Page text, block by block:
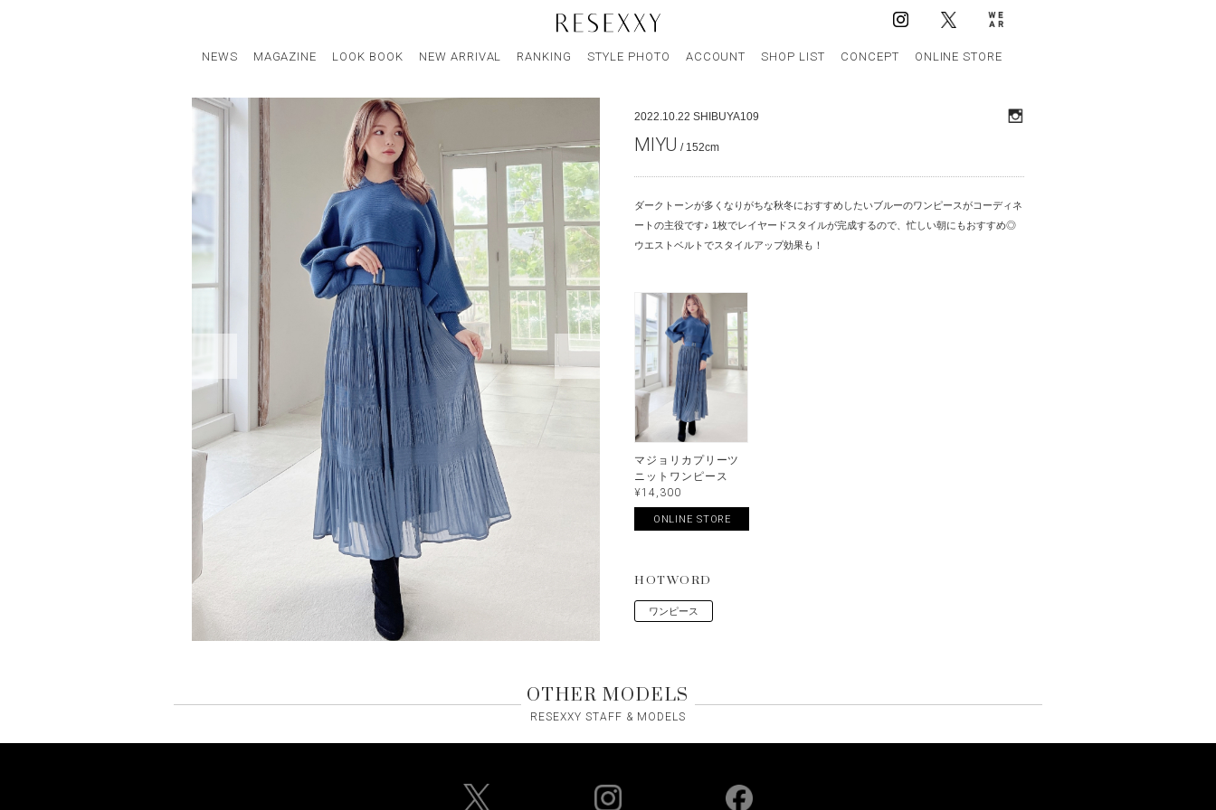
NEWS MAGAZINE LOOK BOOK NEW ARRIVAL RANKING STYLE PHOTO ACCOUNT SHOP LIST CONCEPT ONLINE STORE
STAFF STYLE
2022.10.22 SHIBUYA109
MIYU / 152cm
ダークトーンが多くなりがちな秋冬におすすめしたいブルーのワンピースがコーディネ
ートの主役です♪ 1枚でレイヤードスタイルが完成するので、忙しい朝にもおすすめ◎
ウエストベルトでスタイルアップ効果も！
マジョリカプリーツ
ニットワンピース
¥14,300
ONLINE STORE
HOTWORD
ワンピース
OTHER MODELS
RESEXXY STAFF & MODELS